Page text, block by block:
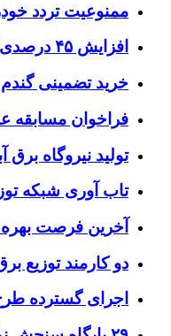
ممنوعیت تردد
افزایش ۴۵ درصدی آبونمان تلفن ثابت تصویب شد
خرید تضمینی گندم
فراخوان مسابقه
تولید نیروگاه برق‌ آبی سد
تاب آوری شبکه
آخرین فرصت
دو کارمند توزیع
اجرای گسترده